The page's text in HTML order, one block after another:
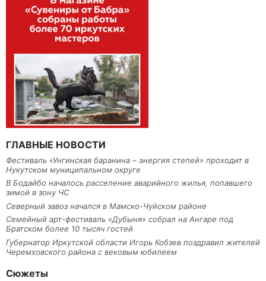
ГЛАВНЫЕ НОВОСТИ
Фестиваль «Унгинская баранина – энергия степей» проходит в
Нукутском муниципальном округе
В Бодайбо началось расселение аварийного жилья, попавшего
зимой в зону ЧС
Северный завоз начался в Мамско-Чуйском районе
Семейный арт-фестиваль «Дубыня» собрал на Ангаре под
Братском более 10 тысяч гостей
Губернатор Иркутской области Игорь Кобзев поздравил жителей
Черемховского района с вековым юбилеем
Сюжеты